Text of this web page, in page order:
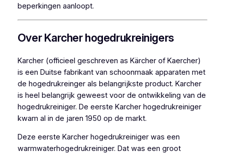
beperkingen aanloopt.
Over Karcher hogedrukreinigers
Karcher (officieel geschreven as Kärcher of Kaercher)
is een Duitse fabrikant van schoonmaak apparaten met
de hogedrukreinger als belangrijkste product. Karcher
is heel belangrijk geweest voor de ontwikkeling van de
hogedrukreiniger. De eerste Karcher hogedrukreiniger
kwam al in de jaren 1950 op de markt.
Deze eerste Karcher hogedrukreiniger was een
warmwaterhogedrukreiniger. Dat was een groot